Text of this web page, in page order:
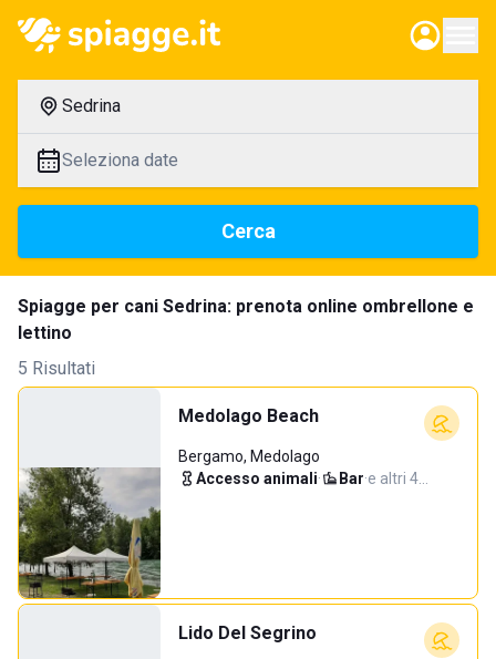
Sedrina
Seleziona date
Cerca
Spiagge per cani Sedrina: prenota online ombrellone e
lettino
5 Risultati
Medolago Beach
Bergamo, Medolago
Accesso animali· Bar·e altri 4…
Lido Del Segrino